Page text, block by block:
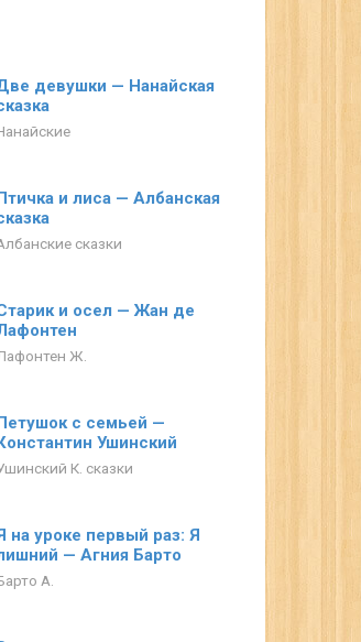
девушки — Нанайская
и лиса — Албанская
сказки
и осел — Жан де
Ж.
с семьей —
Ушинский
К. сказки
на уроке первый раз: Я
— Агния Барто
А.